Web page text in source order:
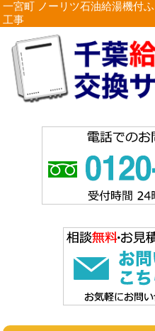
一宮町 ノーリツ石油給湯機付
工事